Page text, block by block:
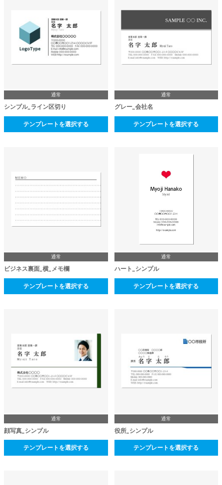
通常
シンプル_ライン区切り
テンプレートを選択する
通常
グレー_会社名
テンプレートを選択する
通常
ビジネス裏面_横_メモ欄
テンプレートを選択する
通常
ハート_シンプル
テンプレートを選択する
通常
顔写真_シンプル
テンプレートを選択する
通常
役所_シンプル
テンプレートを選択する